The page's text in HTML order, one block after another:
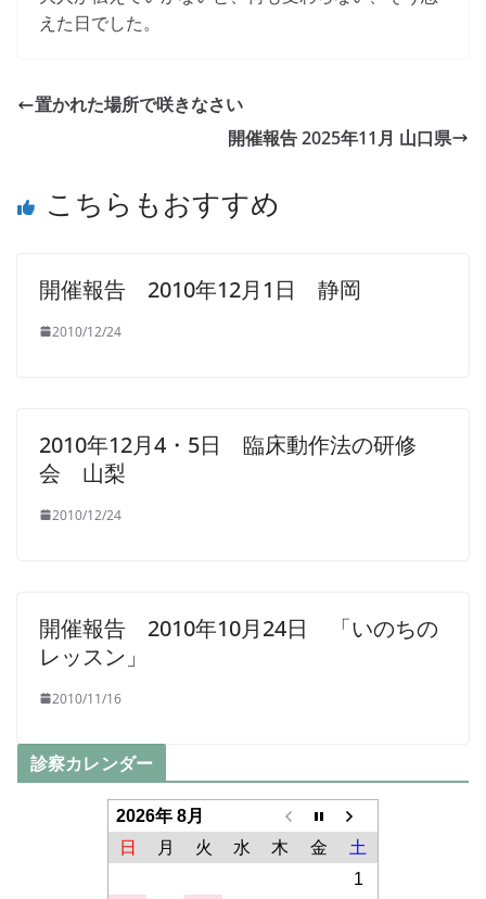
えた日でした。
置かれた場所で咲きなさい
開催報告 2025年11月 山口県
こちらもおすすめ
開催報告 2010年12月1日 静岡
2010/12/24
2010年12月4・5日 臨床動作法の研修
会 山梨
2010/12/24
開催報告 2010年10月24日 「いのちの
レッスン」
2010/11/16
診察カレンダー
2026年 8月
日
月 火 水 木 金
土
1